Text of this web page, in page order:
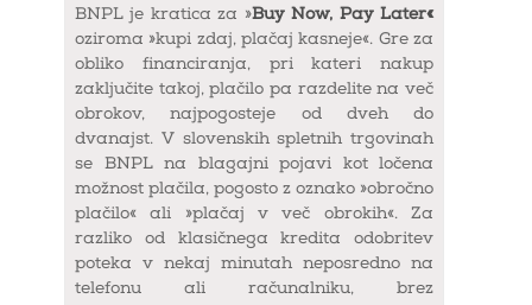
BNPL je kratica za »Buy Now, Pay Later«
oziroma »kupi zdaj, plačaj kasneje«. Gre za
obliko financiranja, pri kateri nakup
zaključite takoj, plačilo pa razdelite na več
obrokov, najpogosteje od dveh do
dvanajst. V slovenskih spletnih trgovinah
se BNPL na blagajni pojavi kot ločena
možnost plačila, pogosto z oznako »obročno
plačilo« ali »plačaj v več obrokih«. Za
razliko od klasičnega kredita odobritev
poteka v nekaj minutah neposredno na
telefonu ali računalniku, brez